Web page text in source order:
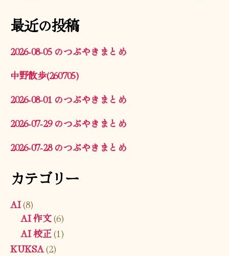
最近の投稿
2026-08-05 のつぶやきまとめ
中野散歩(260705)
2026-08-01 のつぶやきまとめ
2026-07-29 のつぶやきまとめ
2026-07-28 のつぶやきまとめ
カテゴリー
AI(8)
AI 作文(6)
AI 校正(1)
KUKSA(2)